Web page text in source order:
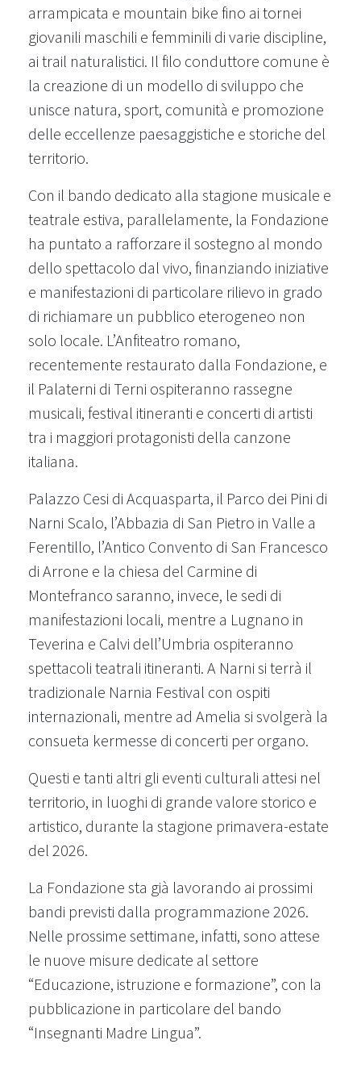
arrampicata e mountain bike fino ai tornei
giovanili maschili e femminili di varie discipline,
ai trail naturalistici. Il filo conduttore comune è
la creazione di un modello di sviluppo che
unisce natura, sport, comunità e promozione
delle eccellenze paesaggistiche e storiche del
territorio.
Con il bando dedicato alla stagione musicale e
teatrale estiva, parallelamente, la Fondazione
ha puntato a rafforzare il sostegno al mondo
dello spettacolo dal vivo, finanziando iniziative
e manifestazioni di particolare rilievo in grado
di richiamare un pubblico eterogeneo non
solo locale. L’Anfiteatro romano,
recentemente restaurato dalla Fondazione, e
il Palaterni di Terni ospiteranno rassegne
musicali, festival itineranti e concerti di artisti
tra i maggiori protagonisti della canzone
italiana.
Palazzo Cesi di Acquasparta, il Parco dei Pini di
Narni Scalo, l’Abbazia di San Pietro in Valle a
Ferentillo, l’Antico Convento di San Francesco
di Arrone e la chiesa del Carmine di
Montefranco saranno, invece, le sedi di
manifestazioni locali, mentre a Lugnano in
Teverina e Calvi dell’Umbria ospiteranno
spettacoli teatrali itineranti. A Narni si terrà il
tradizionale Narnia Festival con ospiti
internazionali, mentre ad Amelia si svolgerà la
consueta kermesse di concerti per organo.
Questi e tanti altri gli eventi culturali attesi nel
territorio, in luoghi di grande valore storico e
artistico, durante la stagione primavera-estate
del 2026.
La Fondazione sta già lavorando ai prossimi
bandi previsti dalla programmazione 2026.
Nelle prossime settimane, infatti, sono attese
le nuove misure dedicate al settore
“Educazione, istruzione e formazione”, con la
pubblicazione in particolare del bando
“Insegnanti Madre Lingua”.